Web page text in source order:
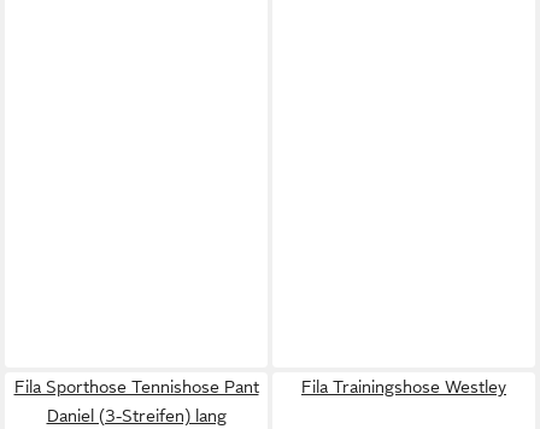
Fila Sporthose Tennishose Pant
Daniel (3-Streifen) lang
Fila Trainingshose Westley